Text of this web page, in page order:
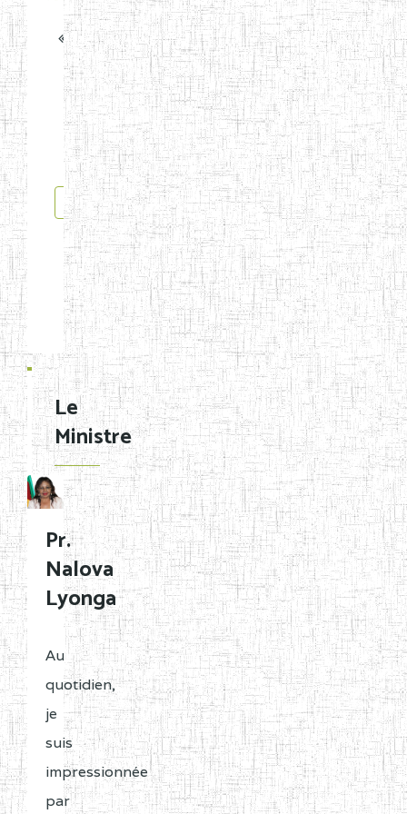
6
7
8
9
10
Le
Ministre
Pr.
Nalova
Lyonga
Au
quotidien,
je
suis
impressionnée
par